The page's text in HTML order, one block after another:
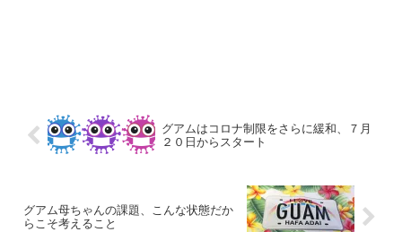
グアムはコロナ制限をさらに緩和、７月
２０日からスタート
グアム母ちゃんの課題、こんな状態だか
らこそ考えること